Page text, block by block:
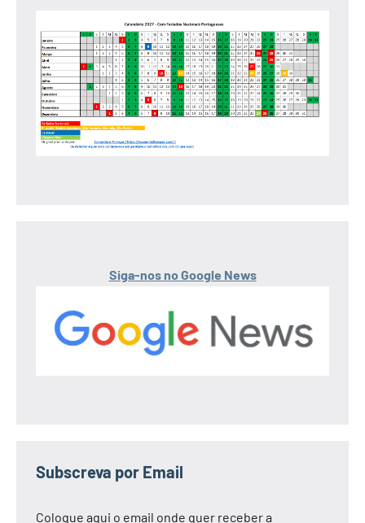
Siga-nos no Google News
Subscreva por Email
Coloque aqui o email onde quer receber a